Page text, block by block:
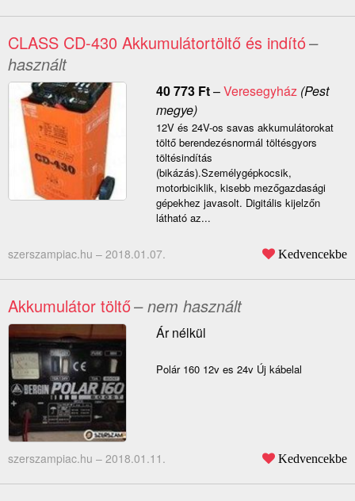
CLASS CD-430 Akkumulátortöltő és indító–
használt
40 773 Ft–Veresegyház(Pest
megye)
12V és 24V-os savas akkumulátorokat
töltő berendezésnormál töltésgyors
töltésindítás
(bikázás).Személygépkocsik,
motorbiciklik, kisebb mezőgazdasági
gépekhez javasolt. Digitális kijelzőn
látható az...
szerszampiac.hu – 2018.01.07. Kedvencekbe
Akkumulátor töltő– nem használt
Ár nélkül
Polár 160 12v es 24v Új kábelal
szerszampiac.hu – 2018.01.11. Kedvencekbe